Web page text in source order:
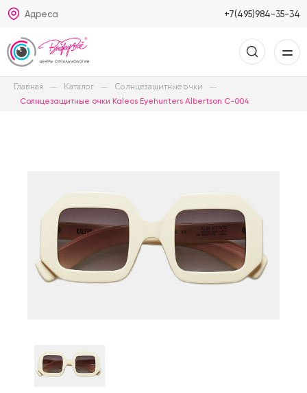
Адреса +7(495)984-35-34
Главная Каталог Солнцезащитные очки
Солнцезащитные очки Kaleos Eyehunters Albertson C-004